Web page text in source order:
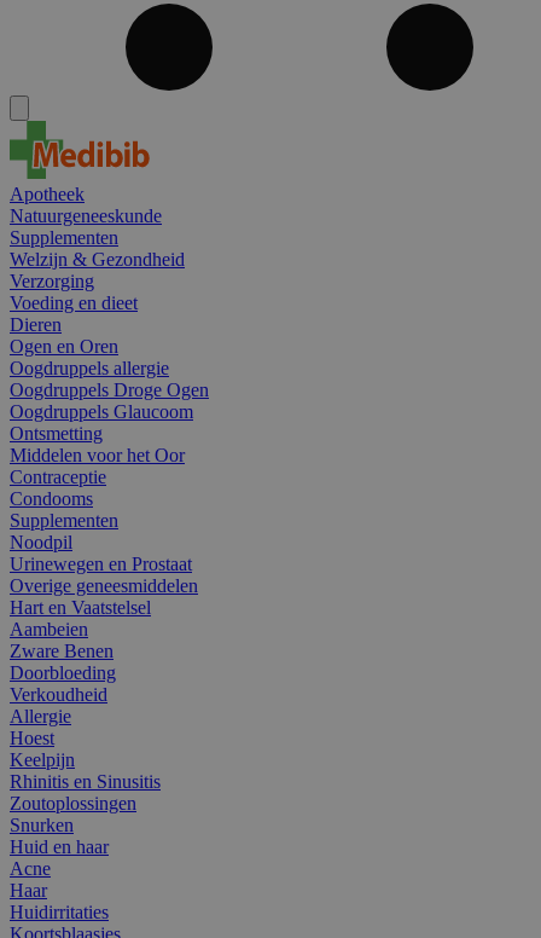
Apotheek
Natuurgeneeskunde
Supplementen
Welzijn & Gezondheid
Verzorging
Voeding en dieet
Dieren
Ogen en Oren
Oogdruppels allergie
Oogdruppels Droge Ogen
Oogdruppels Glaucoom
Ontsmetting
Middelen voor het Oor
Contraceptie
Condooms
Supplementen
Noodpil
Urinewegen en Prostaat
Overige geneesmiddelen
Hart en Vaatstelsel
Aambeien
Zware Benen
Doorbloeding
Verkoudheid
Allergie
Hoest
Keelpijn
Rhinitis en Sinusitis
Zoutoplossingen
Snurken
Huid en haar
Acne
Haar
Huidirritaties
Koortsblaasjes